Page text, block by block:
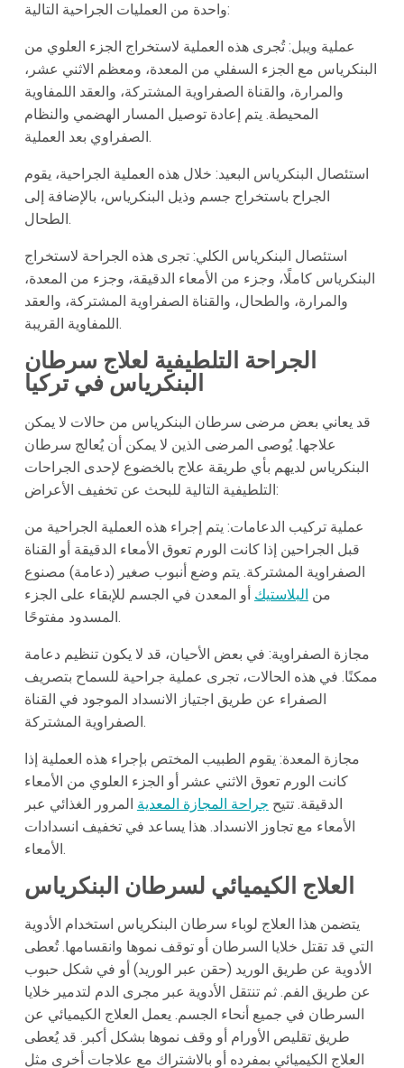
واحدة من العمليات الجراحية التالية:
عملية ويبل: تُجرى هذه العملية لاستخراج الجزء العلوي من
البنكرياس مع الجزء السفلي من المعدة، ومعظم الاثني عشر،
والمرارة، والقناة الصفراوية المشتركة، والعقد اللمفاوية
المحيطة. يتم إعادة توصيل المسار الهضمي والنظام
الصفراوي بعد العملية.
استئصال البنكرياس البعيد: خلال هذه العملية الجراحية، يقوم
الجراح باستخراج جسم وذيل البنكرياس، بالإضافة إلى
الطحال.
استئصال البنكرياس الكلي: تجرى هذه الجراحة لاستخراج
البنكرياس كاملًا، وجزء من الأمعاء الدقيقة، وجزء من المعدة،
والمرارة، والطحال، والقناة الصفراوية المشتركة، والعقد
اللمفاوية القريبة.
الجراحة التلطيفية لعلاج سرطان
البنكرياس في تركيا
قد يعاني بعض مرضى سرطان البنكرياس من حالات لا يمكن
علاجها. يُوصى المرضى الذين لا يمكن أن يُعالج سرطان
البنكرياس لديهم بأي طريقة علاج بالخضوع لإحدى الجراحات
التلطيفية التالية للبحث عن تخفيف الأعراض:
عملية تركيب الدعامات: يتم إجراء هذه العملية الجراحية من
قبل الجراحين إذا كانت الورم تعوق الأمعاء الدقيقة أو القناة
الصفراوية المشتركة. يتم وضع أنبوب صغير (دعامة) مصنوع
من البلاستيك أو المعدن في الجسم للإبقاء على الجزء
المسدود مفتوحًا.
مجازة الصفراوية: في بعض الأحيان، قد لا يكون تنظيم دعامة
ممكنًا. في هذه الحالات، تجرى عملية جراحية للسماح بتصريف
الصفراء عن طريق اجتياز الانسداد الموجود في القناة
الصفراوية المشتركة.
مجازة المعدة: يقوم الطبيب المختص بإجراء هذه العملية إذا
كانت الورم تعوق الاثني عشر أو الجزء العلوي من الأمعاء
الدقيقة. تتيح جراحة المجازة المعدية المرور الغذائي عبر
الأمعاء مع تجاوز الانسداد. هذا يساعد في تخفيف انسدادات
الأمعاء.
العلاج الكيميائي لسرطان البنكرياس
يتضمن هذا العلاج لوباء سرطان البنكرياس استخدام الأدوية
التي قد تقتل خلايا السرطان أو توقف نموها وانقسامها. تُعطى
الأدوية عن طريق الوريد (حقن عبر الوريد) أو في شكل حبوب
عن طريق الفم. ثم تنتقل الأدوية عبر مجرى الدم لتدمير خلايا
السرطان في جميع أنحاء الجسم. يعمل العلاج الكيميائي عن
طريق تقليص الأورام أو وقف نموها بشكل أكبر. قد يُعطى
العلاج الكيميائي بمفرده أو بالاشتراك مع علاجات أخرى مثل